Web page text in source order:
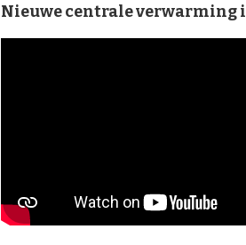
Nieuwe centrale verwarming